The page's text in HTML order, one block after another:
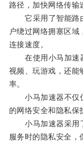
路径，加快网络传输
它采用了智能路由
户绕过网络拥塞区
连接速度。
在使用小马加速器
视频、玩游戏，还能
率。
小马加速器不仅仅
的网络安全和隐私保
小马加速器采用了
服务时的隐私安全，